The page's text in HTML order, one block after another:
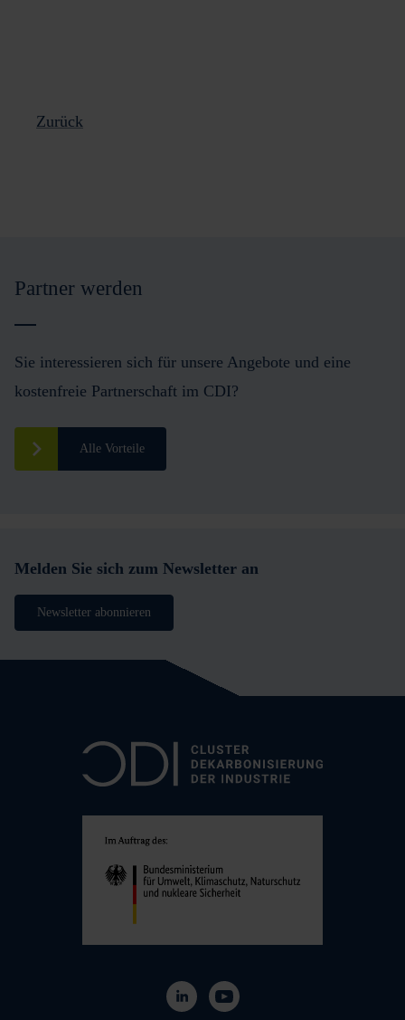
Zurück
Partner werden
Sie interessieren sich für unsere Angebote und eine
kostenfreie Partnerschaft im CDI?
Alle Vorteile
Melden Sie sich zum Newsletter an
Newsletter abonnieren